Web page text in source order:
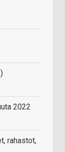
2022
rahastot,